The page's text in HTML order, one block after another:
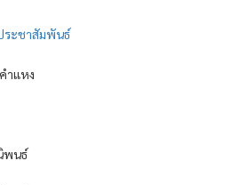
ระชาสัมพันธ์
ำแหง
พนธ์